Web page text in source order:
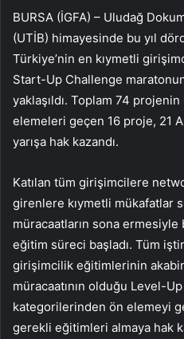
BURSA (İGFA) – Uludağ
(UTİB) himayesinde bu yıl
Türkiye’nin en kıymetli
Start-Up Challenge
yaklaşıldı. Toplam 74
elemeleri geçen 16 proje, 21
yarışa hak kazandı.
Katılan tüm girişimcilere
girenlere kıymetli mükafatlar
müracaatların sona
eğitim süreci başladı. Tüm
girişimcilik eğitimlerinin
müracaatının olduğu Level-
kategorilerinden ön elemeyi
gerekli eğitimleri almaya hak